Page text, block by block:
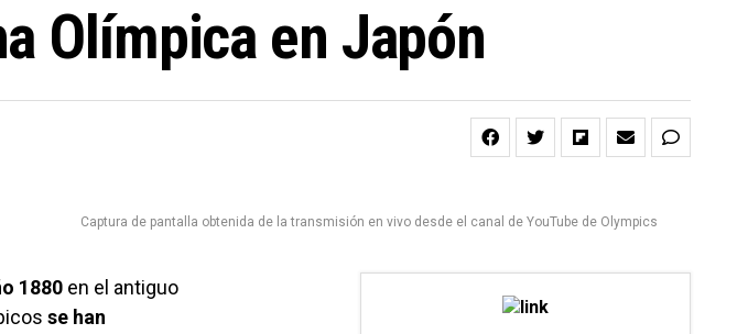
Olímpica en Japón
Captura de pantalla obtenida de la transmisión en vivo desde el canal de YouTube de Olympics
1880 en el antiguo
se han